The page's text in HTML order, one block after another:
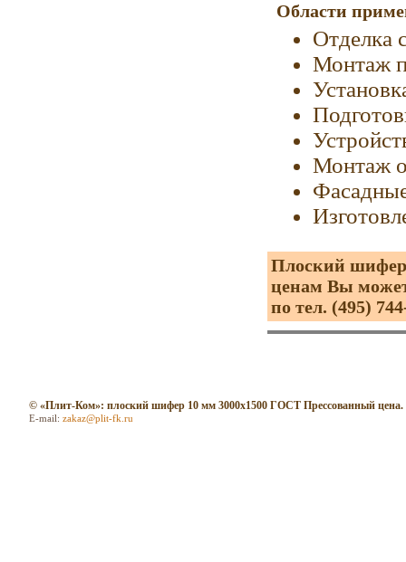
Области
Отделка
Монтаж
Монтаж
Плоский
ценам Вы
по тел. (495)
© «Плит-Ком»: плоский шифер 10 мм 3000х1500 ГОСТ Прессованный
E-mail: zakaz@plit-fk.ru